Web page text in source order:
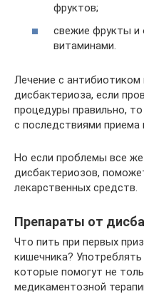
фруктов;
свежие фрукты и
витаминами.
Лечение с
дисбактериоза, если
процедуры правильно,
с последствиями приема
Но если проблемы все
дисбактериозов,
лекарственных средств.
Препараты от
Что пить при первых
кишечника?
которые помогут не
медикаментозной